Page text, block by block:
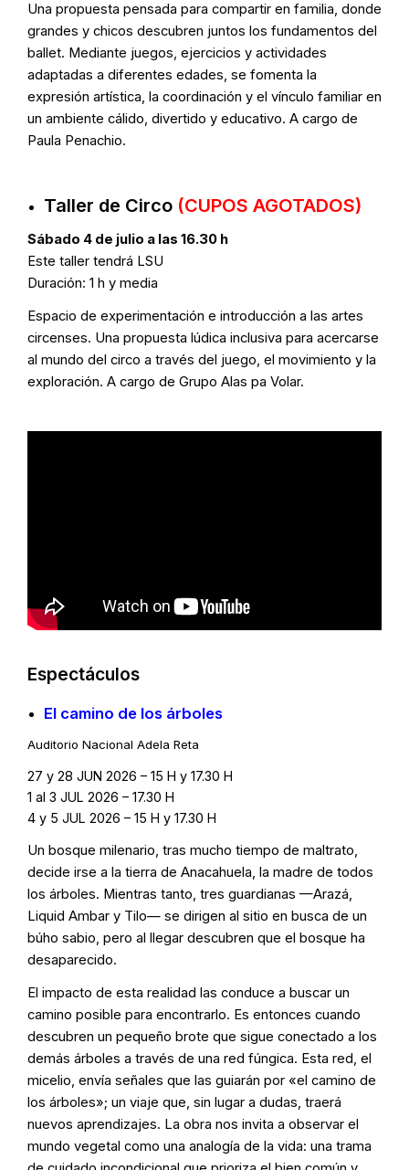
Una propuesta pensada para compartir en familia, donde
grandes y chicos descubren juntos los fundamentos del
ballet. Mediante juegos, ejercicios y actividades
adaptadas a diferentes edades, se fomenta la
expresión artística, la coordinación y el vínculo familiar en
un ambiente cálido, divertido y educativo. A cargo de
Paula Penachio.
Taller de Circo (CUPOS AGOTADOS)
Sábado 4 de julio a las 16.30 h
Este taller tendrá LSU
Duración: 1 h y media
Espacio de experimentación e introducción a las artes
circenses. Una propuesta lúdica inclusiva para acercarse
al mundo del circo a través del juego, el movimiento y la
exploración. A cargo de Grupo Alas pa Volar.
Espectáculos
El camino de los árboles
Auditorio Nacional Adela Reta
27 y 28 JUN 2026 – 15 H y 17.30 H
1 al 3 JUL 2026 – 17.30 H
4 y 5 JUL 2026 – 15 H y 17.30 H
Un bosque milenario, tras mucho tiempo de maltrato,
decide irse a la tierra de Anacahuela, la madre de todos
los árboles. Mientras tanto, tres guardianas —Arazá,
Liquid Ambar y Tilo— se dirigen al sitio en busca de un
búho sabio, pero al llegar descubren que el bosque ha
desaparecido.
El impacto de esta realidad las conduce a buscar un
camino posible para encontrarlo. Es entonces cuando
descubren un pequeño brote que sigue conectado a los
demás árboles a través de una red fúngica. Esta red, el
micelio, envía señales que las guiarán por «el camino de
los árboles»; un viaje que, sin lugar a dudas, traerá
nuevos aprendizajes. La obra nos invita a observar el
mundo vegetal como una analogía de la vida: una trama